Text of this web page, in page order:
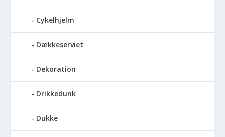
Cykelhjelm
Dækkeserviet
Dekoration
Drikkedunk
Dukke